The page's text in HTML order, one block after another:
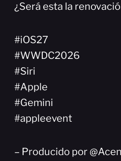
¿Será esta la
#iOS27
#WWDC2026
#Siri
#Apple
#Gemini
#appleevent
– Producido por